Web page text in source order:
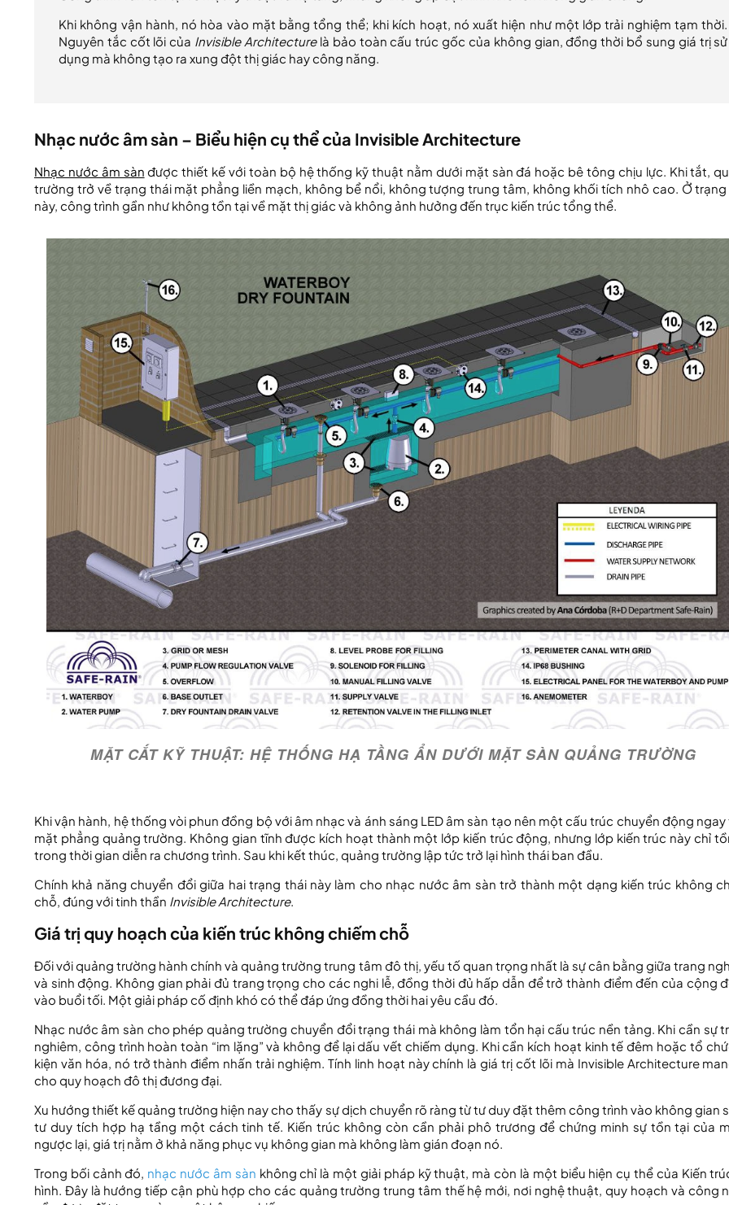
Khi không vận hành, nó hòa vào mặt bằng tổng thể; khi kích hoạt, nó xuất hiện như một lớp trải nghiệm tạm thời.
Nguyên tắc cốt lõi của Invisible Architecturelà bảo toàn cấu trúc gốc của không gian, đồng thời bổ sung giá trị sử
dụng mà không tạo ra xung đột thị giác hay công năng.
Nhạc nước âm sàn – Biểu hiện cụ thể của Invisible Architecture
Nhạc nước âm sàn được thiết kế với toàn bộ hệ thống kỹ thuật nằm dưới mặt sàn đá hoặc bê tông chịu lực. Khi tắt,
trường trở về trạng thái mặt phẳng liền mạch, không bể nổi, không tượng trung tâm, không khối tích nhô cao. Ở
này, công trình gần như không tồn tại về mặt thị giác và không ảnh hưởng đến trục kiến trúc tổng thể.
MẶT CẮT KỸ THUẬT: HỆ THỐNG HẠ TẦNG ẨN DƯỚI MẶT SÀN QUẢNG TRƯỜNG
Khi vận hành, hệ thống vòi phun đồng bộ với âm nhạc và ánh sáng LED âm sàn tạo nên một cấu trúc chuyển động ngay
mặt phẳng quảng trường. Không gian tĩnh được kích hoạt thành một lớp kiến trúc động, nhưng lớp kiến trúc này chỉ
trong thời gian diễn ra chương trình. Sau khi kết thúc, quảng trường lập tức trở lại hình thái ban đầu.
Chính khả năng chuyển đổi giữa hai trạng thái này làm cho nhạc nước âm sàn trở thành một dạng kiến trúc không
chỗ, đúng với tinh thần Invisible Architecture.
Giá trị quy hoạch của kiến trúc không chiếm chỗ
Đối với quảng trường hành chính và quảng trường trung tâm đô thị, yếu tố quan trọng nhất là sự cân bằng giữa trang
và sinh động. Không gian phải đủ trang trọng cho các nghi lễ, đồng thời đủ hấp dẫn để trở thành điểm đến của cộng
vào buổi tối. Một giải pháp cố định khó có thể đáp ứng đồng thời hai yêu cầu đó.
Nhạc nước âm sàn cho phép quảng trường chuyển đổi trạng thái mà không làm tổn hại cấu trúc nền tảng. Khi cần sự
nghiêm, công trình hoàn toàn “im lặng” và không để lại dấu vết chiếm dụng. Khi cần kích hoạt kinh tế đêm hoặc tổ
kiện văn hóa, nó trở thành điểm nhấn trải nghiệm. Tính linh hoạt này chính là giá trị cốt lõi mà Invisible Architecture
cho quy hoạch đô thị đương đại.
Xu hướng thiết kế quảng trường hiện nay cho thấy sự dịch chuyển rõ ràng từ tư duy đặt thêm công trình vào không gian
tư duy tích hợp hạ tầng một cách tinh tế. Kiến trúc không còn cần phải phô trương để chứng minh sự tồn tại của
ngược lại, giá trị nằm ở khả năng phục vụ không gian mà không làm gián đoạn nó.
Trong bối cảnh đó, nhạc nước âm sàn không chỉ là một giải pháp kỹ thuật, mà còn là một biểu hiện cụ thể của Kiến
hình. Đây là hướng tiếp cận phù hợp cho các quảng trường trung tâm thế hệ mới, nơi nghệ thuật, quy hoạch và công